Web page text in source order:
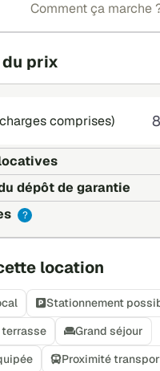
prix
comprises)
dépôt de garantie
?
location
Stationnement
terrasse
Grand séjour
Proximité
Comment ça marche